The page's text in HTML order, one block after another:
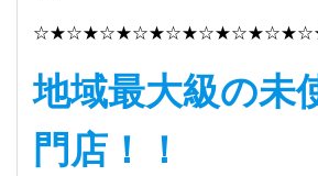
地域最大級の未
門店！！